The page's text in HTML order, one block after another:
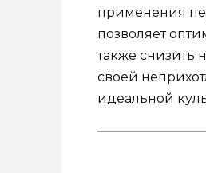
применения
позволяет
также снизить
своей
идеальной